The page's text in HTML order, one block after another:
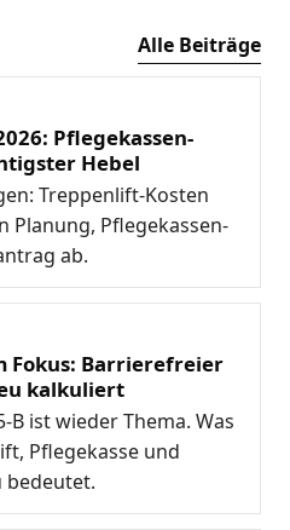
Alle Beiträge
Pflegekassen-
Hebel
Treppenlift-Kosten
Planung, Pflegekassen-
ab.
Fokus: Barrierefreier
kalkuliert
B ist wieder Thema. Was
Pflegekasse und
bedeutet.